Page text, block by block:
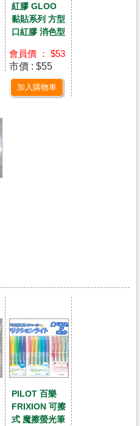
紅膠 GLOO
黏貼系列 方型
口紅膠 消色型
會員價 ： $53
市價 : $55
加入購物車
PILOT 百樂
FRIXION 可擦
式 魔擦螢光筆